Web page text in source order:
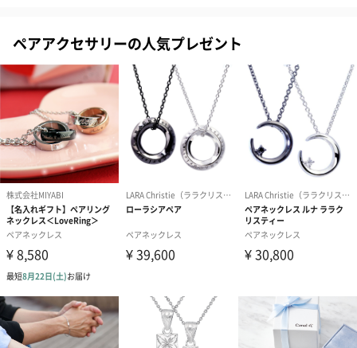
メンズ：6.8g
レディース：16.1mm×13.8mm
チェーンの長
さ
メンズ：50㎝
レディース：40cm
お届け内容
【ペアの場合】
ネックレス本体*2
専用BOX*2
専用ショッパー*2
保証書*2
ネックレス本体*1
専用BOX*1
専用ショッパー*1
専用BOXにネックレスを入れてお届け
ペアアクセサリーの人気プレゼント